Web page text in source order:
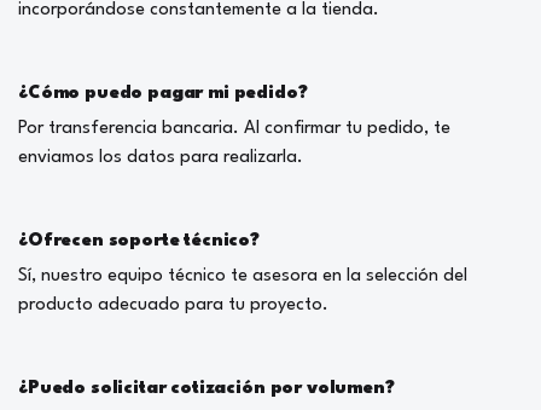
incorporándose constantemente a la tienda.
¿Cómo puedo pagar mi pedido?
Por transferencia bancaria. Al confirmar tu pedido, te
enviamos los datos para realizarla.
¿Ofrecen soporte técnico?
Sí, nuestro equipo técnico te asesora en la selección del
producto adecuado para tu proyecto.
¿Puedo solicitar cotización por volumen?